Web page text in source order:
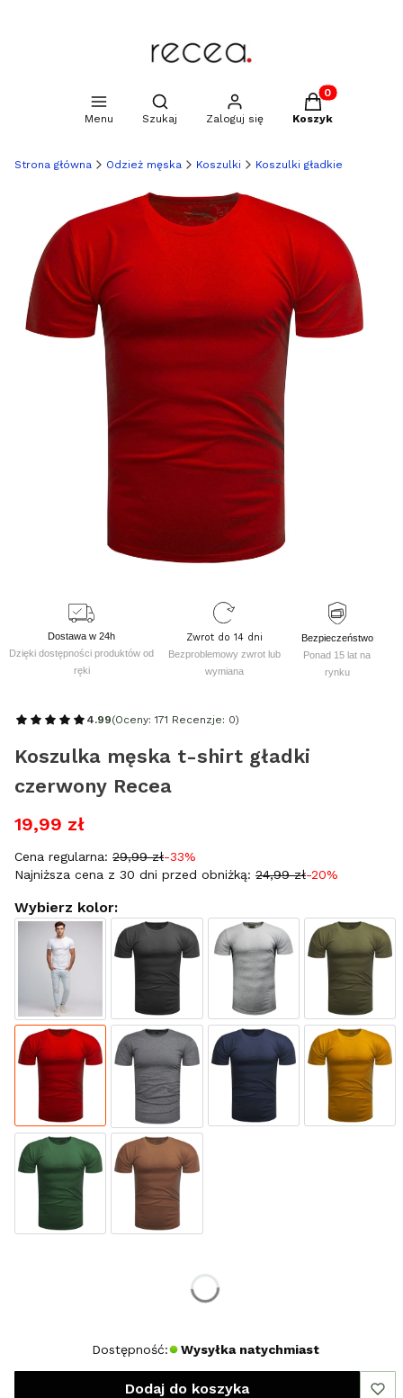
Menu
Otwórz wyszukiwarkę
Szukaj Zaloguj się
Produkty w
Koszyk
Strona główna Odzież męska Koszulki Koszulki gładkie
Dostawa w 24h
Dzięki dostępności produktów od
ręki
Zwrot do 14 dni
Bezproblemowy zwrot lub
wymiana
Bezpieczeństwo
Ponad 15 lat na
rynku
4.99(Oceny: 171 Recenzje: 0)
Koszulka męska t-shirt gładki
czerwony Recea
19,99 zł
Cena regularna: 29,99 zł-33%
Najniższa cena z 30 dni przed obniżką: 24,99 zł-20%
Wybierz kolor:
Dostępność: Wysyłka natychmiast
Dodaj do koszyka